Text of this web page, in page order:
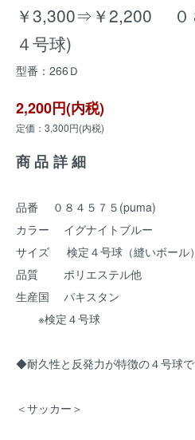
￥3,300⇒￥2,200 ０
４号球)
型番：266Ｄ
2,200円(内税)
定価：3,300円(内税)
商品詳細
品番 ０８４５７５(puma)
カラー イグナイトブルー
サイズ 検定４号球（縫いボール）
品質 ポリエステル他
生産国 パキスタン
※検定４号球
◆耐久性と反発力が特徴の４号球
＜サッカー＞